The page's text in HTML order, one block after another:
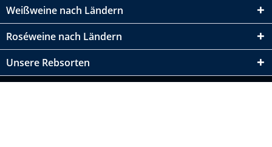
Weißweine nach Ländern
Roséweine nach Ländern
Unsere Rebsorten